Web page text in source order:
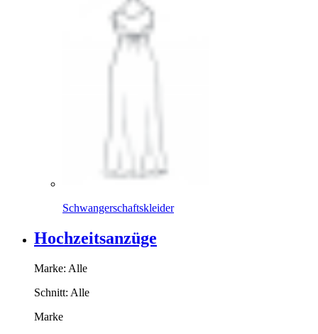
Schwangerschaftskleider
Hochzeitsanzüge
Marke: Alle
Schnitt: Alle
Marke